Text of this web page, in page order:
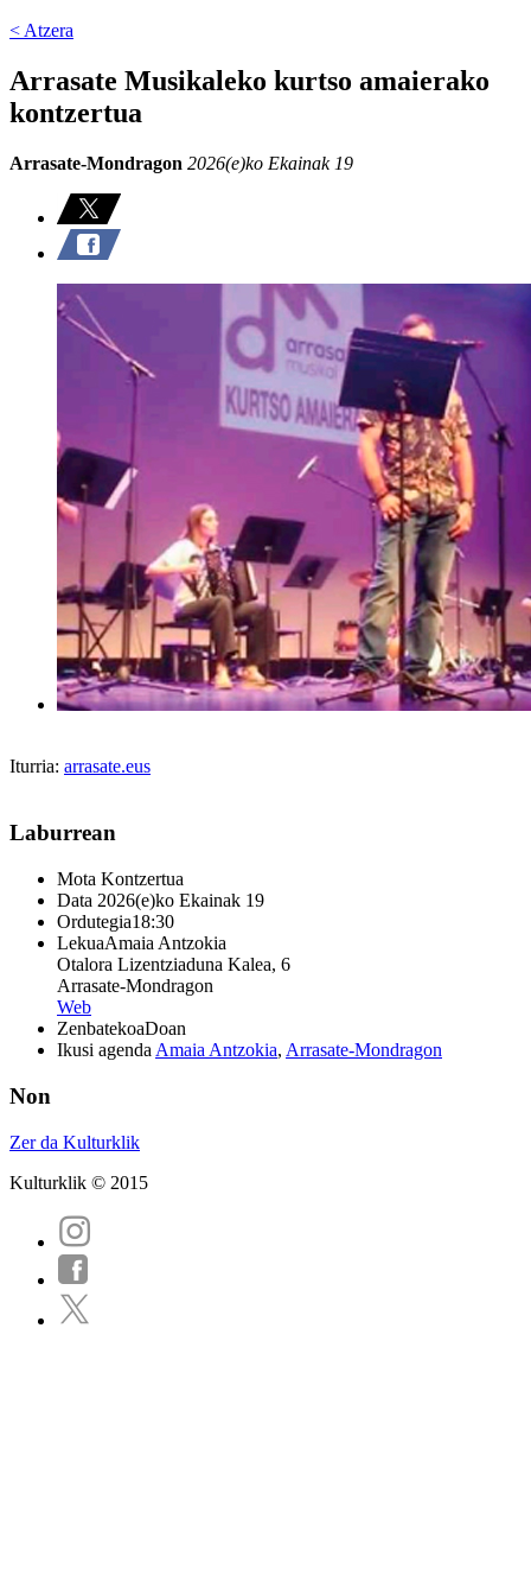
< Atzera
Arrasate Musikaleko kurtso amaierako
kontzertua
Arrasate-Mondragon 2026(e)ko Ekainak 19
Iturria: arrasate.eus
Laburrean
Mota Kontzertua
Data 2026(e)ko Ekainak 19
Ordutegia18:30
LekuaAmaia Antzokia
Otalora Lizentziaduna Kalea, 6
Arrasate-Mondragon
Web
ZenbatekoaDoan
Ikusi agenda Amaia Antzokia, Arrasate-Mondragon
Non
Zer da Kulturklik
Kulturklik © 2015